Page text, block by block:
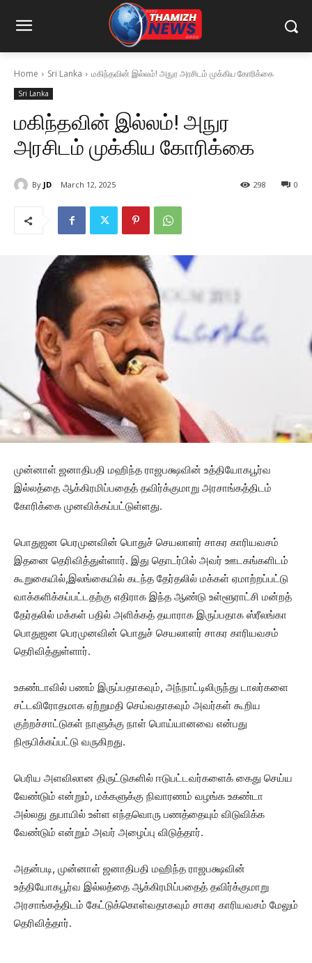
Home Sri Lanka மகிந்தவின் இல்லம்! அநுர அரசிடம் முக்கிய கோரிக்கை
Sri Lanka
மகிந்தவின் இல்லம்! அநுர
அரசிடம் முக்கிய கோரிக்கை
By JD March 12, 2025 0
298
முன்னாள் ஜனாதிபதி மஹிந்த ராஜபக்ஷவின் உத்தியோகபூர்வ
இல்லத்தை ஆக்கிரமிப்பதைத் தவிர்க்குமாறு அரசாங்கத்திடம்
கோரிக்கை முனவிக்கப்பட்டுள்ளது.
பொதுஜன பெரமுனவின் பொதுச் செயலாளர் சாகர காரியவசம்
இதனை தெரிவித்துள்ளார். இது தொடர்பில் அவர் ஊடகங்களிடம்
கூறுகையில்,இலங்கையில் கடந்த தேர்தலில் மக்கள் ஏமாற்றப்பட்டு
வாக்களிக்கப்பட்டதற்கு எதிராக இந்த ஆண்டு உள்ளூராட்சி மன்றத்
தேர்தலில் மக்கள் பதில் அளிக்கத் தயாராக இருப்பதாக ஸ்ரீலங்கா
பொதுஜன பெரமுனவின் பொதுச் செயலாளர் சாகர காரியவசம்
தெரிவித்துள்ளார்.
உகண்டாவில் பணம் இருப்பதாகவும், அந்நாட்டிலிருந்து டாலர்களை
சட்டவிரோதமாக ஏற்றுமதி செய்வதாகவும் அவர்கள் கூறிய
குற்றச்சாட்டுகள் நாளுக்கு நாள் பொய்யானவை என்பது
நிரூபிக்கப்பட்டு வருகிறது.
பெரிய அளவிலான திருட்டுகளில் ஈடுபட்டவர்களைக் கைது செய்ய
வேண்டும் என்றும், மக்களுக்கு நிவாரணம் வழங்க உகண்டா
அல்லது துபாயில் உள்ள எந்தவொரு பணத்தையும் விடுவிக்க
வேண்டும் என்றும் அவர் அழைப்பு விடுத்தார்.
அதன்படி, முன்னாள் ஜனாதிபதி மஹிந்த ராஜபக்ஷவின்
உத்தியோகபூர்வ இல்லத்தை ஆக்கிரமிப்பதைத் தவிர்க்குமாறு
அரசாங்கத்திடம் கேட்டுக்கொள்வதாகவும் சாகர காரியவசம் மேலும்
தெரிவித்தார்.